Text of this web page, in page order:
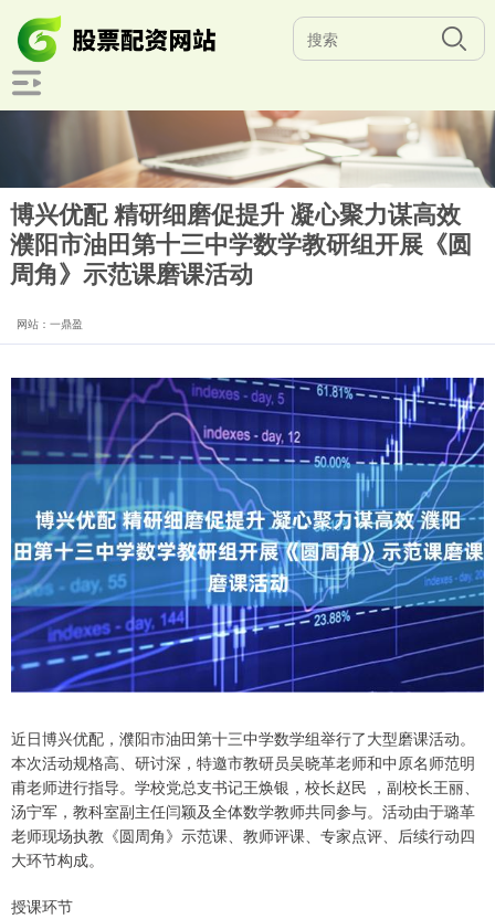
博兴优配 精研细磨促提升 凝心聚力谋高效
濮阳市油田第十三中学数学教研组开展《圆
周角》示范课磨课活动
网站：一鼎盈
近日博兴优配，濮阳市油田第十三中学数学组举行了大型磨课活动。
本次活动规格高、研讨深，特邀市教研员吴晓革老师和中原名师范明
甫老师进行指导。学校党总支书记王焕银，校长赵民 ，副校长王丽、
汤宁军，教科室副主任闫颖及全体数学教师共同参与。活动由于璐革
老师现场执教《圆周角》示范课、教师评课、专家点评、后续行动四
大环节构成。
授课环节